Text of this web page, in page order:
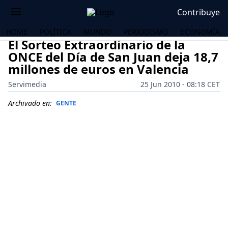
Contribuye
HOME POLÍTICA MUNDO PERIODISMO ECONOMÍA
El Sorteo Extraordinario de la
ONCE del Día de San Juan deja 18,7
millones de euros en Valencia
Servimedia
25 Jun 2010 - 08:18 CET
Archivado en: GENTE